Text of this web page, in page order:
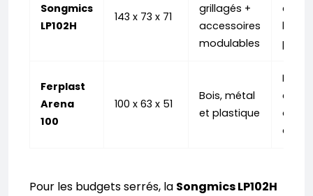
Songmics
LP102H
143 x 73 x 71
grillagés +
accessoires
modulables
Ferplast
Arena
100
100 x 63 x 51
Bois, métal
et plastique
deux
Pour les budgets serrés, la Songmics LP102H